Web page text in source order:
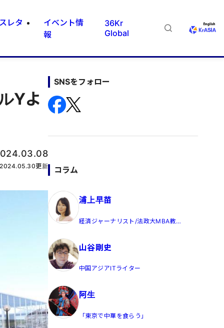
レタ
イベント情
報
36Kr
Global
Yよ
2024.05.30更新
SNSをフォロー
コラム
浦上早苗
経済ジャーナリスト/法政大MBA教
山谷剛史
中国アジアITライター
阿生
「東京で中華を食らう」